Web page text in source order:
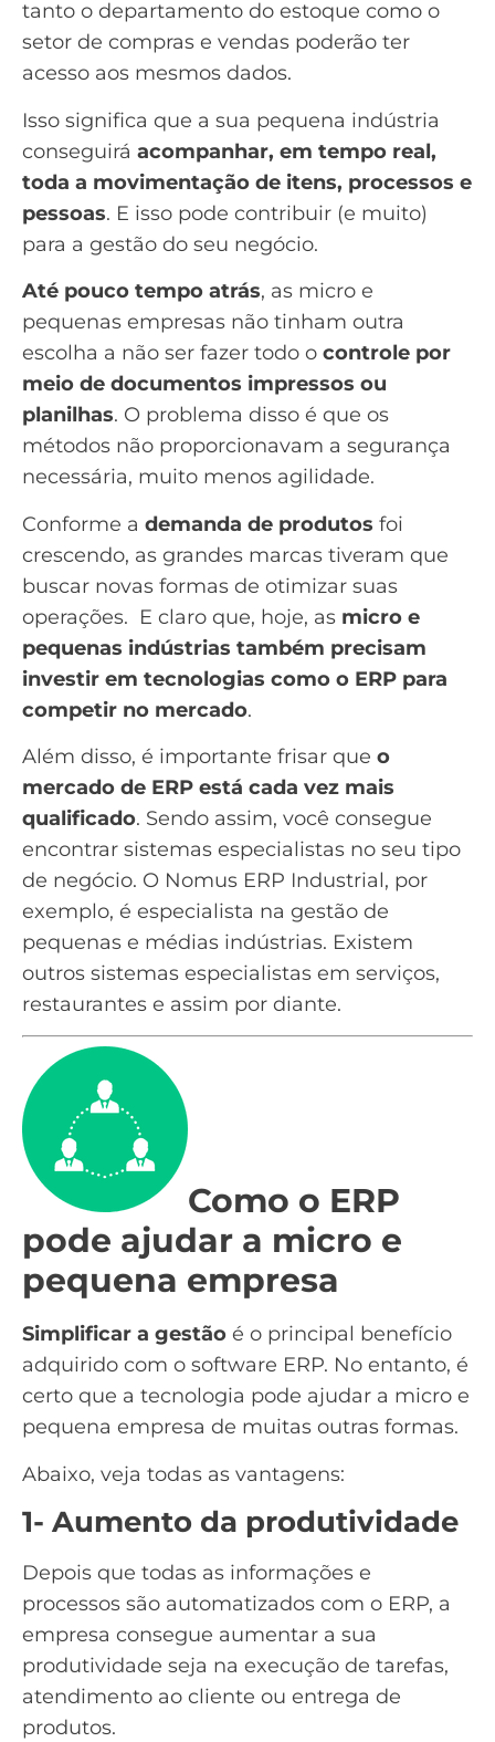
tanto o departamento do estoque como o
setor de compras e vendas poderão ter
acesso aos mesmos dados.
Isso significa que a sua pequena indústria
conseguirá acompanhar, em tempo real,
toda a movimentação de itens, processos e
pessoas. E isso pode contribuir (e muito)
para a gestão do seu negócio.
Até pouco tempo atrás, as micro e
pequenas empresas não tinham outra
escolha a não ser fazer todo o controle por
meio de documentos impressos ou
planilhas. O problema disso é que os
métodos não proporcionavam a segurança
necessária, muito menos agilidade.
Conforme a demanda de produtos foi
crescendo, as grandes marcas tiveram que
buscar novas formas de otimizar suas
operações. E claro que, hoje, as micro e
pequenas indústrias também precisam
investir em tecnologias como o ERP para
competir no mercado.
Além disso, é importante frisar que o
mercado de ERP está cada vez mais
qualificado. Sendo assim, você consegue
encontrar sistemas especialistas no seu tipo
de negócio. O Nomus ERP Industrial, por
exemplo, é especialista na gestão de
pequenas e médias indústrias. Existem
outros sistemas especialistas em serviços,
restaurantes e assim por diante.
Como o ERP
pode ajudar a micro e
pequena empresa
Simplificar a gestão é o principal benefício
adquirido com o software ERP. No entanto, é
certo que a tecnologia pode ajudar a micro e
pequena empresa de muitas outras formas.
Abaixo, veja todas as vantagens:
1- Aumento da produtividade
Depois que todas as informações e
processos são automatizados com o ERP, a
empresa consegue aumentar a sua
produtividade seja na execução de tarefas,
atendimento ao cliente ou entrega de
produtos.